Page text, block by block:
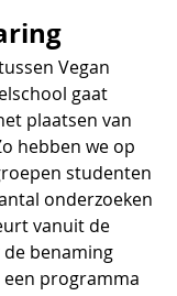
Vegan
gaat
plaatsen van
hebben we op
studenten
onderzoeken
vanuit de
benaming
een programma